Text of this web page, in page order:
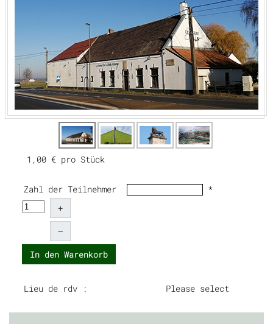
1,00 € pro Stück
Zahl der Teilnehmer
*
+
–
In den Warenkorb
Lieu de rdv : Please select